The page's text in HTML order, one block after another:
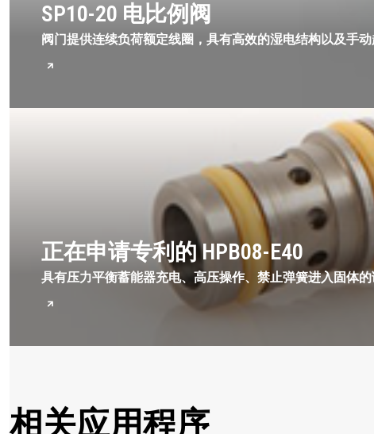
SP10-20 电比例阀
阀门提供连续负荷额定线圈，具有高效的湿电结构以及手
正在申请专利的 HPB08-E40
具有压力平衡蓄能器充电、高压操作、禁止弹簧进入固体
相关应用程序